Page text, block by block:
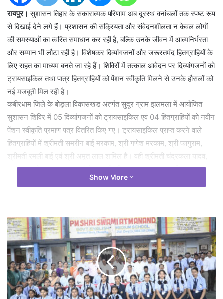
रायपुर। सुशासन तिहार के सकारात्मक परिणाम अब दूरस्थ वनांचलों तक स्पष्ट रूप
से दिखाई देने लगे हैं। प्रशासन की सक्रियता और संवेदनशीलता न केवल लोगों
की समस्याओं का त्वरित समाधान कर रही है, बल्कि उनके जीवन में आत्मनिर्भरता
और सम्मान भी लौटा रही है। विशेषकर दिव्यांगजनों और जरूरतमंद हितग्राहियों के
लिए राहत का माध्यम बनते जा रहे हैं। शिविरों में तत्काल आवेदन पर दिव्यांगजनों को
ट्रायसाइकिल तथा पात्र हितग्राहियों को पेंशन स्वीकृति मिलने से उनके हौसलों को
नई मजबूती मिल रही है।
कबीरधाम जिले के बोड़ला विकासखंड अंतर्गत सुदूर ग्राम झलमला में आयोजित
सुशासन शिविर में 05 दिव्यांगजनों को ट्रायसाइकिल एवं 04 हितग्राहियों को नवीन
पेंशन स्वीकृति प्रमाण पत्र वितरित किए गए। ट्रायसाइकिल प्राप्त करने वाले
हितग्राहियों में श्रीमती समरीन बाई मरकाम, श्री गणेश मरकाम, श्री फागुराम,
श्रीमती रमली बाई एवं श्री अमृत लाल शामिल हैं। वहीं श्रीमती चंद्रकला यादव,
प्रभु, कामभो एवं अमर लाल को पेंशन स्वीकृति प्रमाण पत्र प्रदान किया गया। इन
दिव्यांगजनों को पहले आवागमन के लिए बैसाखियों का सहारा लेना पड़ता था। दैनिक
अनेक कठिनाइयों का सामना करना पड़ता था।
सुशासन तिहार शिविर में हितग्राहियों ने ट्रायसाइकिल और पेंशन के लिए आवेदन
दिया था। प्रशासन ने इन आवेदनों पर तुरंत कार्रवाई करते हुए जनपद पंचायत और
समाज कल्याण विभाग के सहयोग से शिविर स्थल पर ही ट्रायसाइकिल और पेंशन
स्वीकृति प्रमाण पत्र वितरित किए। ट्रायसाइकिल मिलने से अब दिव्यांगजन
आसानी से आ-जा सकेंगे और अपने जरूरी काम स्वयं कर पाएंगे। वहीं पेंशन स्वीकृत
Show More